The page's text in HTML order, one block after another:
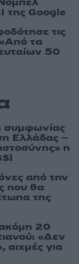
της Google
τις
τα
50
συμφωνίας
Ελλάδας –
η
από την
που θα
της
20
«Δεν
για